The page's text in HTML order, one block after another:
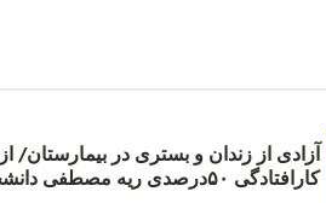
آزادی از زندان و بستری در بیمارستان/ از
کارافتادگی ۵۰درصدی ریه مصطفی دانشجو